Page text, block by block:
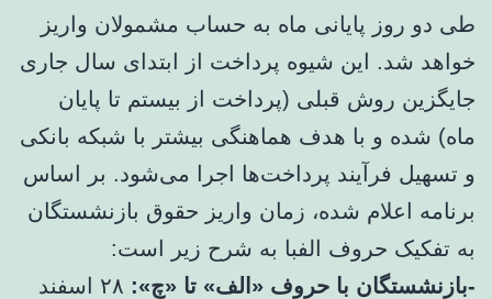
طی دو روز پایانی ماه به حساب مشمولان واریز
خواهد شد. این شیوه پرداخت از ابتدای سال جاری
جایگزین روش قبلی (پرداخت از بیستم تا پایان
ماه) شده و با هدف هماهنگی بیشتر با شبکه بانکی
و تسهیل فرآیند پرداخت‌ها اجرا می‌شود. بر اساس
برنامه اعلام شده، زمان واریز حقوق بازنشستگان
به تفکیک حروف الفبا به شرح زیر است:
-بازنشستگان با حروف «الف» تا «چ»: